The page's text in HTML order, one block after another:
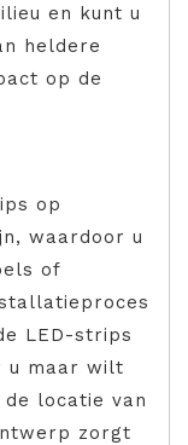
en kunt u
heldere
op de
op
waardoor u
of
LED-strips
u maar wilt
locatie van
zorgt